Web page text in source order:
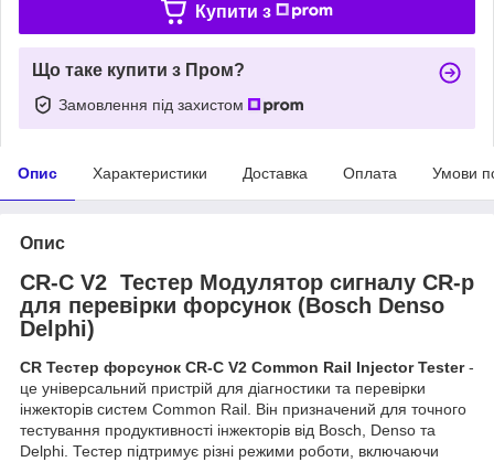
Купити з
Що таке купити з Пром?
Замовлення під захистом
Опис Характеристики Доставка Оплата Умови
Опис
CR-C V2 Тестер Модулятор сигналу CR-p
для перевірки форсунок (Bosch Denso
Delphi)
CR Тестер форсунок CR-C V2 Common Rail Injector Tester-
це універсальний пристрій для діагностики та перевірки
інжекторів систем Common Rail. Він призначений для точного
тестування продуктивності інжекторів від Bosch, Denso та
Delphi. Тестер підтримує різні режими роботи, включаючи